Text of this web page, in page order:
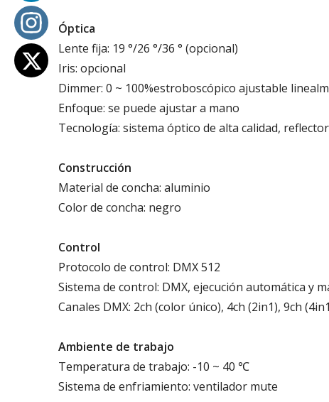
Óptica
Lente fija: 19 °/26 °/36 ° (opcional)
Iris: opcional
Dimmer: 0 ~ 100%estroboscópico ajustable
Enfoque: se puede ajustar a mano
Tecnología: sistema óptico de alta calidad,
Construcción
Material de concha: aluminio
Color de concha: negro
Control
Protocolo de control: DMX 512
Sistema de control: DMX, ejecución automática y
Canales DMX: 2ch (color único), 4ch (2in1), 9ch
Ambiente de trabajo
Temperatura de trabajo: -10 ~ 40 ℃
Sistema de enfriamiento: ventilador mute